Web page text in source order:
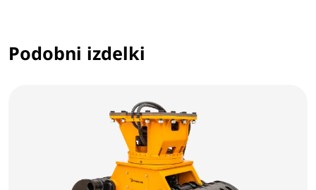
Podobni izdelki